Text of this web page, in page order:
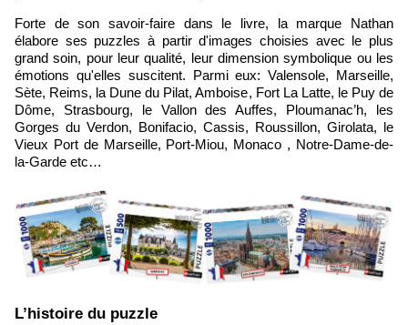
Forte de son savoir-faire dans le livre, la marque Nathan
élabore ses puzzles à partir d'images choisies avec le plus
grand soin, pour leur qualité, leur dimension symbolique ou les
émotions qu'elles suscitent. Parmi eux: Valensole, Marseille,
Sète, Reims, la Dune du Pilat, Amboise, Fort La Latte, le Puy de
Dôme, Strasbourg, le Vallon des Auffes, Ploumanac’h, les
Gorges du Verdon, Bonifacio, Cassis, Roussillon, Girolata, le
Vieux Port de Marseille, Port-Miou, Monaco , Notre-Dame-de-
la-Garde etc…
​L’histoire du puzzle